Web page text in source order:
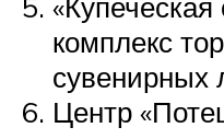
комплекс
сувенирных
Центр